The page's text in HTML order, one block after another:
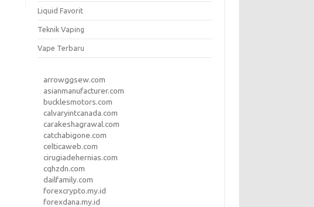
Liquid Favorit
Teknik Vaping
Vape Terbaru
arrowggsew.com
asianmanufacturer.com
bucklesmotors.com
calvaryintcanada.com
carakeshagrawal.com
catchabigone.com
celticaweb.com
cirugiadehernias.com
cqhzdn.com
dailfamily.com
forexcrypto.my.id
forexdana.my.id